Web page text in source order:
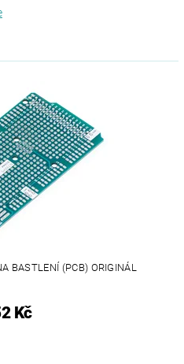
BASTLENÍ (PCB) ORIGINÁL
Kč